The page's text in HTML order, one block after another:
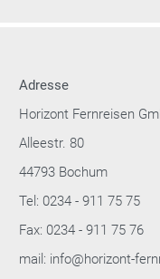
Adresse
Horizont Fernreisen
Alleestr. 80
44793 Bochum
Tel: 0234 - 911 75 75
Fax: 0234 - 911 75 76
mail: info@horizont-